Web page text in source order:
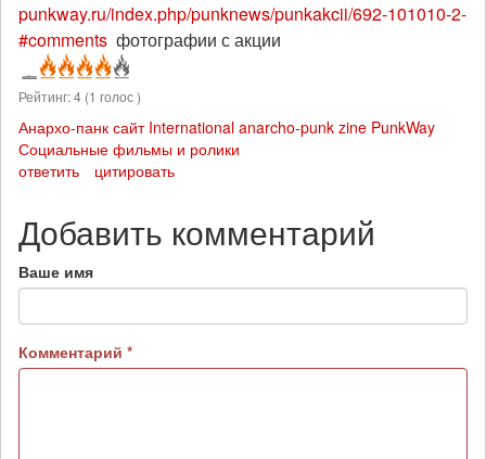
punkway.ru/index.php/punknews/punkakcii/692-101010-2-
#comments фотографии с акции
Рейтинг:4 (1 голос )
Анархо-панк сайт International anarcho-punk zine PunkWay
Социальные фильмы и ролики
ответить
цитировать
Добавить комментарий
Ваше имя
Комментарий *